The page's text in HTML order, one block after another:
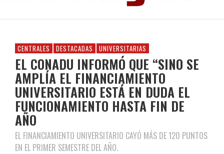
CENTRALES DESTACADAS UNIVERSITARIAS
EL CONADU INFORMÓ QUE “SINO SE
AMPLÍA EL FINANCIAMIENTO
UNIVERSITARIO ESTÁ EN DUDA EL
FUNCIONAMIENTO HASTA FIN DE
AÑO
EL FINANCIAMIENTO UNIVERSITARIO CAYÓ MÁS DE 120 PUNTOS
EN EL PRIMER SEMESTRE DEL AÑO.